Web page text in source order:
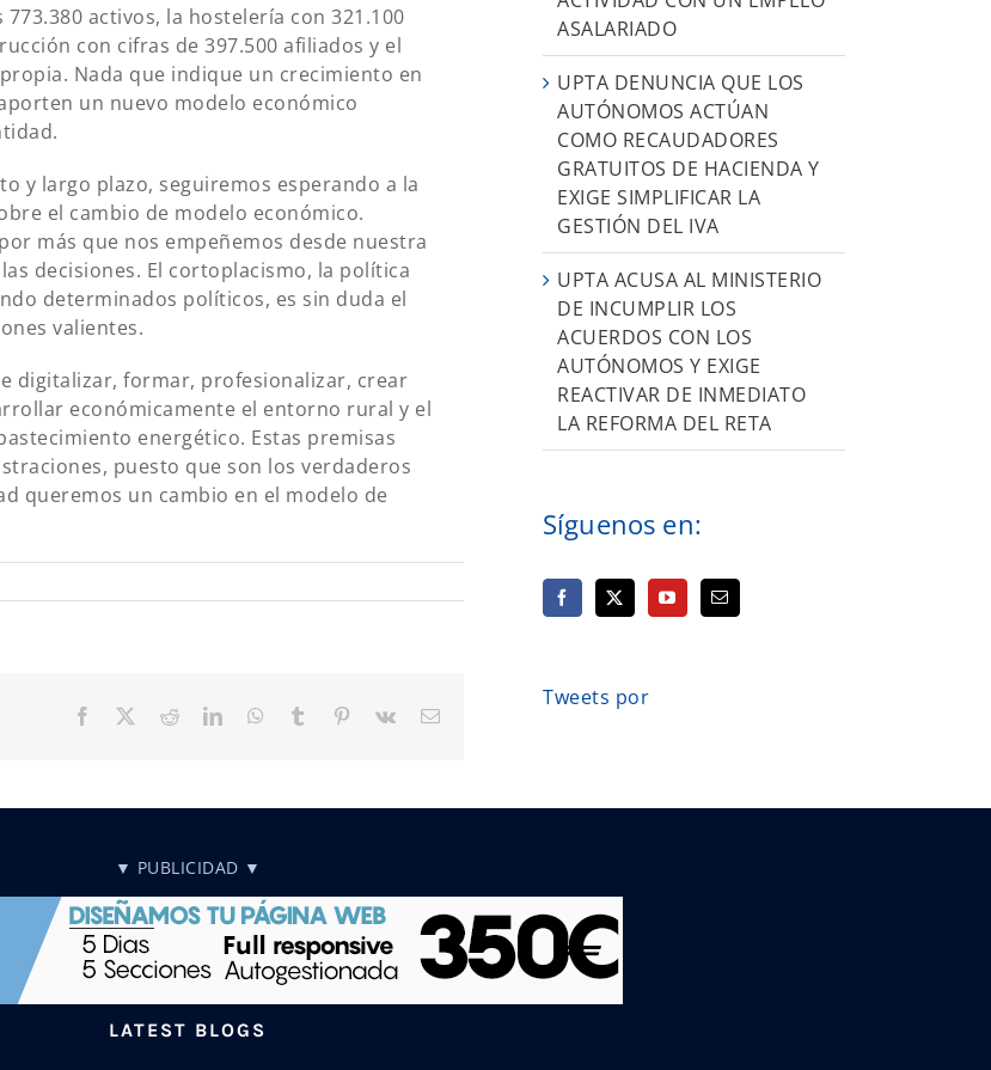
activos, la hostelería con 321.100
con cifras de 397.500 afiliados y el
Nada que indique un crecimiento en
un nuevo modelo económico
y largo plazo, seguiremos esperando a la
el cambio de modelo económico.
más que nos empeñemos desde nuestra
decisiones. El cortoplacismo, la política
determinados políticos, es sin duda el
valientes.
digitalizar, formar, profesionalizar, crear
económicamente el entorno rural y el
energético. Estas premisas
puesto que son los verdaderos
queremos un cambio en el modelo de
Facebook RedditLinkedInWhatsApp
Tumblr Pinterest
Vk
Correo
ASALARIADO
UPTA DENUNCIA QUE LOS
AUTÓNOMOS ACTÚAN
COMO RECAUDADORES
GRATUITOS DE HACIENDA Y
EXIGE SIMPLIFICAR LA
GESTIÓN DEL IVA
UPTA ACUSA AL MINISTERIO
DE INCUMPLIR LOS
ACUERDOS CON LOS
AUTÓNOMOS Y EXIGE
REACTIVAR DE INMEDIATO
LA REFORMA DEL RETA
Síguenos en:
Tweets por
▼ PUBLICIDAD ▼
LATEST BLOGS